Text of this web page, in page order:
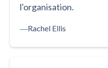
l'organisation.
―Rachel Ellis